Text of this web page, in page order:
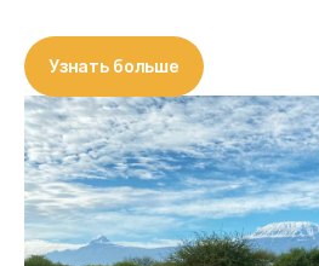
Узнать больше